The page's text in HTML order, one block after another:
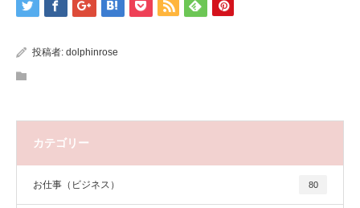
投稿者: dolphinrose
カテゴリー
お仕事（ビジネス） 80